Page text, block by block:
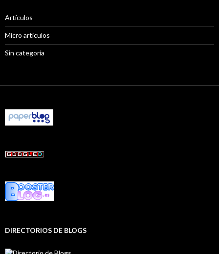
Artículos
Micro artículos
Sin categoría
DIRECTORIOS DE BLOGS